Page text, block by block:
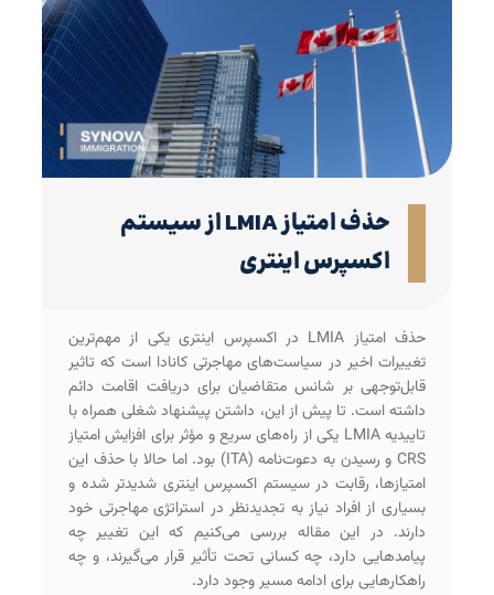
حذف امتیاز LMIA از سیستم
اکسپرس اینتری
حذف امتیاز LMIA در اکسپرس اینتری یکی از مهم‌ترین
تغییرات اخیر در سیاست‌های مهاجرتی کانادا است که تاثیر
قابل‌توجهی بر شانس متقاضیان برای دریافت اقامت دائم
داشته است. تا پیش از این، داشتن پیشنهاد شغلی همراه با
تاییدیه LMIA یکی از راه‌های سریع و مؤثر برای افزایش امتیاز
CRS و رسیدن به دعوت‌نامه (ITA) بود. اما حالا با حذف این
امتیازها، رقابت در سیستم اکسپرس اینتری شدیدتر شده و
بسیاری از افراد نیاز به تجدیدنظر در استراتژی مهاجرتی خود
دارند. در این مقاله بررسی می‌کنیم که این تغییر چه
پیامدهایی دارد، چه کسانی تحت تأثیر قرار می‌گیرند، و چه
راهکارهایی برای ادامه مسیر وجود دارد.